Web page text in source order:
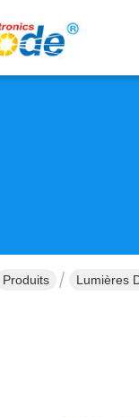
Produits Lumières